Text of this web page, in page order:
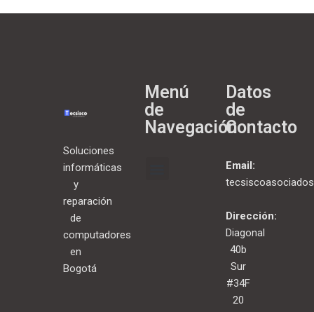
Soluciones
informáticas
y
reparación
de
computadores
en
Bogotá
Menú
de
Navegación
Datos
de
Contacto
Email:
Dirección:
Diagonal
40b
Sur
#34F
20